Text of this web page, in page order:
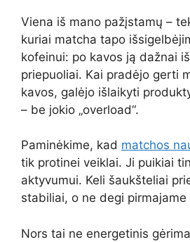
Viena iš mano pažįstamų –
kuriai matcha tapo
kofeinui: po kavos ją dažnai
priepuoliai. Kai pradėjo gerti
kavos, galėjo išlaikyti
– be jokio „overload“.
Paminėkime, kad matchos
tik protinei veiklai. Ji puikiai
aktyvumui. Keli šaukšteliai
stabiliai, o ne degi pirmajame
Nors tai ne energetinis